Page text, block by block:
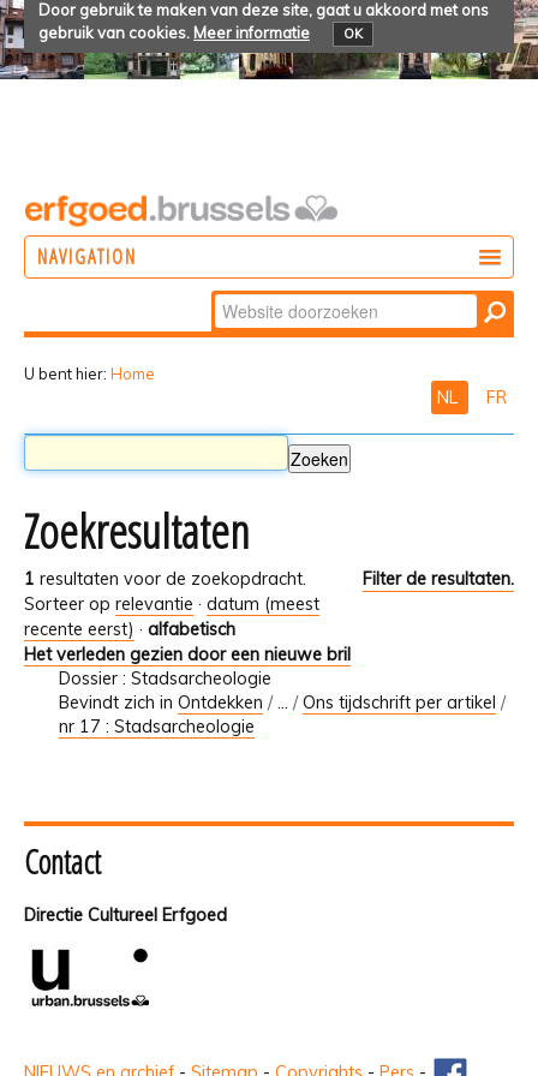
Door gebruik te maken van deze site, gaat u akkoord met ons
gebruik van cookies. Meer informatie OK
NAVIGATION
Zoek
Geavanceerd
U bent hier: Home
NL FR
Zoekresultaten
1 resultaten voor de zoekopdracht.
Filter de resultaten.
Sorteer op relevantie · datum (meest
recente eerst) · alfabetisch
Het verleden gezien door een nieuwe bril
Dossier : Stadsarcheologie
Bevindt zich in Ontdekken /… /Ons tijdschrift per artikel /
nr 17 : Stadsarcheologie
Contact
Directie Cultureel Erfgoed